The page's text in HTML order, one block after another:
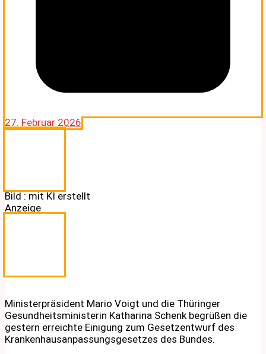
27. Februar 2026
Bild : mit KI erstellt
Anzeige
Ministerpräsident Mario Voigt und die Thüringer
Gesundheitsministerin Katharina Schenk begrüßen die
gestern erreichte Einigung zum Gesetzentwurf des
Krankenhausanpassungsgesetzes des Bundes.